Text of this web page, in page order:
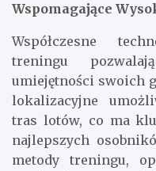
Wspomagające
Współczesne
treningu
umiejętności swoich
lokalizacyjne
tras lotów, co ma
najlepszych
metody treningu,